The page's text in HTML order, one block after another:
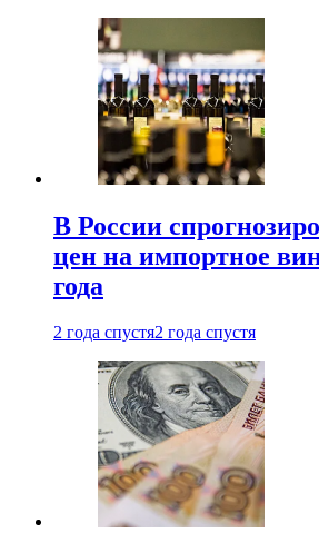
В России
цен на импортное
года
2 года спустя2 года спустя